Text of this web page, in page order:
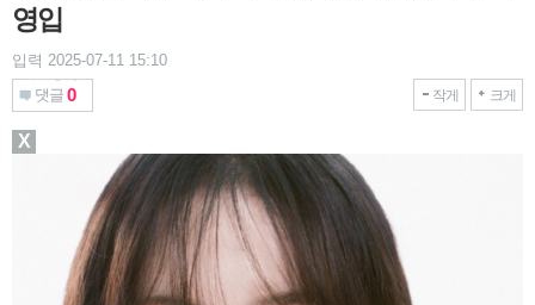
영입
입력 2025-07-11 15:10
댓글 0 작게 크게
X